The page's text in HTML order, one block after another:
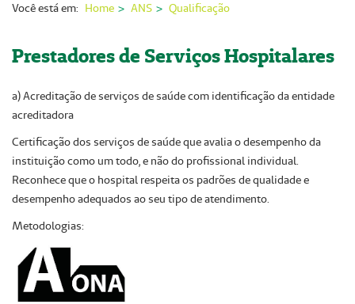
Imprensa
Institucional
ANS
Você está em: Home ANS Qualificação
Prestadores de Serviços Hospitalares
a) Acreditação de serviços de saúde com identificação da entidade
acreditadora
Certificação dos serviços de saúde que avalia o desempenho da
instituição como um todo, e não do profissional individual.
Reconhece que o hospital respeita os padrões de qualidade e
desempenho adequados ao seu tipo de atendimento.
Metodologias: